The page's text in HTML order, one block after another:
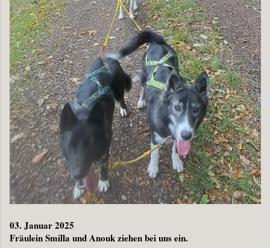
03. Januar 2025
Fräulein Smilla und Anouk ziehen bei uns ein.